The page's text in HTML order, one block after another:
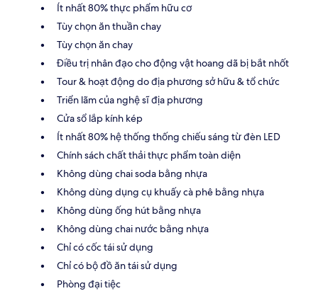
Ít nhất 80% thực phẩm hữu cơ
Tùy chọn ăn thuần chay
Tùy chọn ăn chay
Điều trị nhân đạo cho động vật hoang dã bị bắt nhốt
Tour & hoạt động do địa phương sở hữu & tổ chức
Triển lãm của nghệ sĩ địa phương
Cửa sổ lắp kính kép
Ít nhất 80% hệ thống thống chiếu sáng từ đèn LED
Chính sách chất thải thực phẩm toàn diện
Không dùng chai soda bằng nhựa
Không dùng dụng cụ khuấy cà phê bằng nhựa
Không dùng ống hút bằng nhựa
Không dùng chai nước bằng nhựa
Chỉ có cốc tái sử dụng
Chỉ có bộ đồ ăn tái sử dụng
Phòng đại tiệc